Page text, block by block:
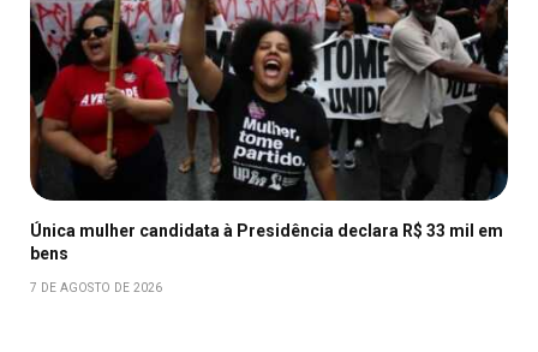
Única mulher candidata à Presidência declara R$ 33 mil em
bens
7 DE AGOSTO DE 2026